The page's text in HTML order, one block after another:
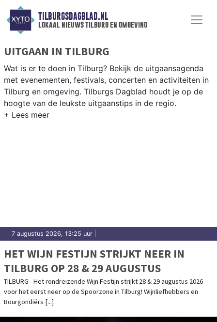
TILBURGSDAGBLAD.NL
lokaal nieuws tilburg en omgeving
UITGAAN IN TILBURG
Wat is er te doen in Tilburg? Bekijk de uitgaansagenda
met evenementen, festivals, concerten en activiteiten in
Tilburg en omgeving. Tilburgs Dagblad houdt je op de
hoogte van de leukste uitgaanstips in de regio.
7 augustus 2026, 13:25 uur
HET WIJN FESTIJN STRIJKT NEER IN
TILBURG OP 28 & 29 AUGUSTUS
TILBURG - Het rondreizende Wijn Festijn strijkt 28 & 29 augustus 2026
voor het eerst neer op de Spoorzone in Tilburg! Wijnliefhebbers en
Bourgondiërs [...]